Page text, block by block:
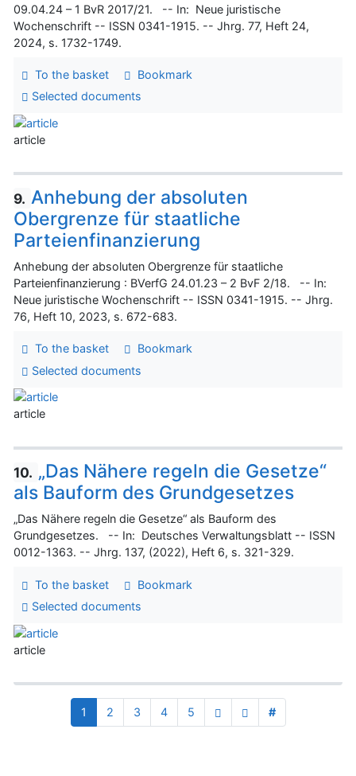
09.04.24 – 1 BvR 2017/21. -- In: Neue juristische
Wochenschrift -- ISSN 0341-1915. -- Jhrg. 77, Heft 24,
2024, s. 1732-1749.
To the basket
Bookmark
Selected documents
article
9. Anhebung der absoluten
Obergrenze für staatliche
Parteienfinanzierung
Anhebung der absoluten Obergrenze für staatliche
Parteienfinanzierung : BVerfG 24.01.23 – 2 BvF 2/18. -- In:
Neue juristische Wochenschrift -- ISSN 0341-1915. -- Jhrg.
76, Heft 10, 2023, s. 672-683.
To the basket
Bookmark
Selected documents
article
10. „Das Nähere regeln die Gesetze“
als Bauform des Grundgesetzes
„Das Nähere regeln die Gesetze“ als Bauform des
Grundgesetzes. -- In: Deutsches Verwaltungsblatt -- ISSN
0012-1363. -- Jhrg. 137, (2022), Heft 6, s. 321-329.
To the basket
Bookmark
Selected documents
article
1 2 3 4 5 #